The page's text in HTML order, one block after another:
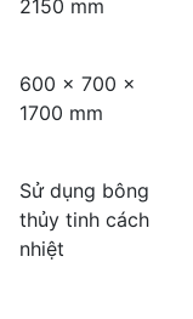
2150 mm
600 x 700 x
1700 mm
Sử dụng bông
thủy tinh cách
nhiệt